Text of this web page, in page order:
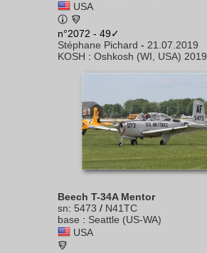
USA
n°2072 - 49✓
Stéphane Pichard - 21.07.2019
KOSH : Oshkosh (WI, USA) 2019
Beech T-34A Mentor
sn: 5473 / N41TC
base : Seattle (US-WA)
USA